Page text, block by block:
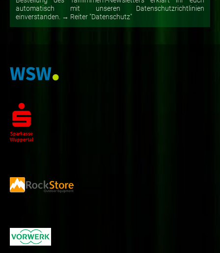
automatisch mit unseren Datenschutzrichtlinien
einverstanden. → Reiter "Datenschutz"